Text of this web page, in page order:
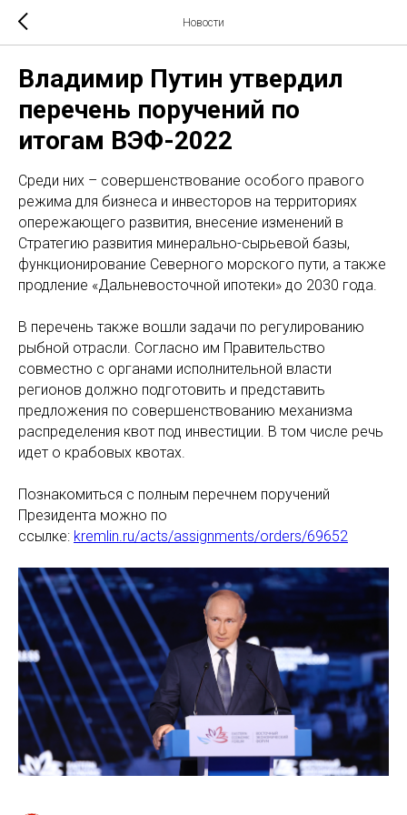
Новости
Владимир Путин утвердил
перечень поручений по
итогам ВЭФ-2022
Среди них – совершенствование особого правого
режима для бизнеса и инвесторов на территориях
опережающего развития, внесение изменений в
Стратегию развития минерально-сырьевой базы,
функционирование Северного морского пути, а также
продление «Дальневосточной ипотеки» до 2030 года.
В перечень также вошли задачи по регулированию
рыбной отрасли. Согласно им Правительство
совместно с органами исполнительной власти
регионов должно подготовить и представить
предложения по совершенствованию механизма
распределения квот под инвестиции. В том числе речь
идет о крабовых квотах.
Познакомиться с полным перечнем поручений
Президента можно по
ссылке: kremlin.ru/acts/assignments/orders/69652